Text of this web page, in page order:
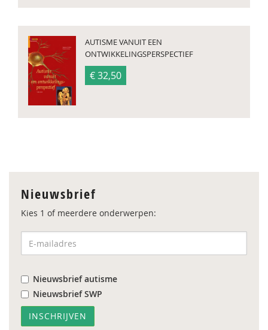
AUTISME VANUIT EEN
ONTWIKKELINGSPERSPECTIEF
€ 32,50
Nieuwsbrief
Kies 1 of meerdere onderwerpen:
Nieuwsbrief autisme
Nieuwsbrief SWP